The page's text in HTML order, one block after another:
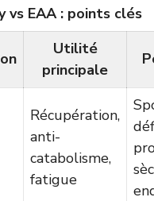
vs EAA : points clés
Utilité
principale
Récupération,
anti-
catabolisme,
fatigue